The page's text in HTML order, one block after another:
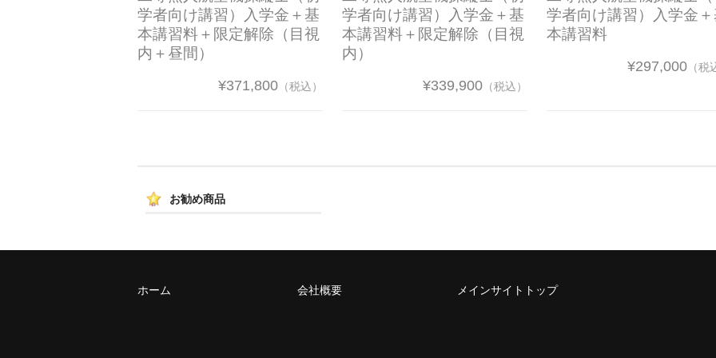
学者向け講習）入学金＋基
本講習料＋限定解除（目視
内＋昼間）
¥371,800 （税込）
学者向け講習）入学金＋基
本講習料＋限定解除（目視
内）
¥339,900 （税込）
学者向け講習）入学金
本講習料
¥297,000 （税
お勧め商品
ホーム 会社概要 メインサイトトップ